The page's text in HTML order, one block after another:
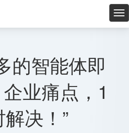
星
的智能体即
业痛点，1
决！”